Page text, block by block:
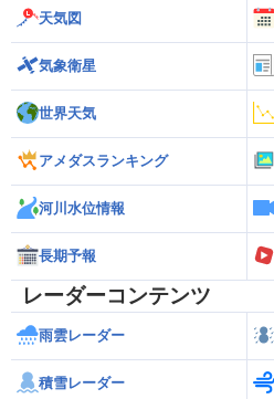
天気図
気象衛星
世界天気
アメダスランキング
河川水位情報
長期予報
レーダーコンテンツ
雨雲レーダー
積雪レーダー